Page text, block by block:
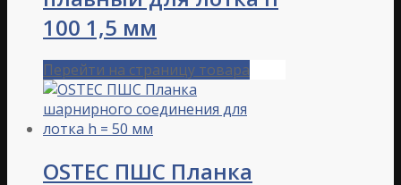
100 1,5 мм
Перейти на страницу товара
OSTEC ПШС Планка